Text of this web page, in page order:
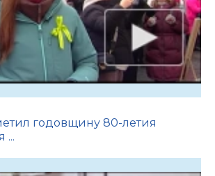
годовщину 80-летия
...